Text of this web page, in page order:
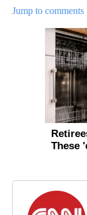
Jump to comments